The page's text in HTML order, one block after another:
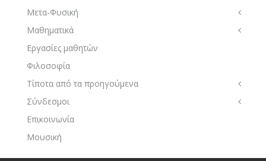
Μετα-Φυσική
Μαθηματικά
Εργασίες μαθητών
Φιλοσοφία
Τίποτα από τα προηγούμενα
Σύνδεσμοι
Επικοινωνία
Μουσική